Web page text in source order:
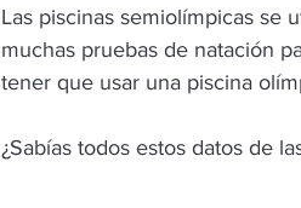
Las piscinas semiolímpicas se
muchas pruebas de natación
tener que usar una piscina
¿Sabías todos estos datos de